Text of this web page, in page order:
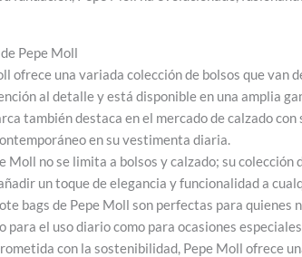
Pepe Moll
ofrece una variada colección de bolsos que van
al detalle y está disponible en una amplia
también destaca en el mercado de calzado
en su vestimenta diaria.
Moll no se limita a bolsos y calzado; su
un toque de elegancia y funcionalidad a
bags de Pepe Moll son perfectas para
para el uso diario como para ocasiones
con la sostenibilidad, Pepe Moll ofrece